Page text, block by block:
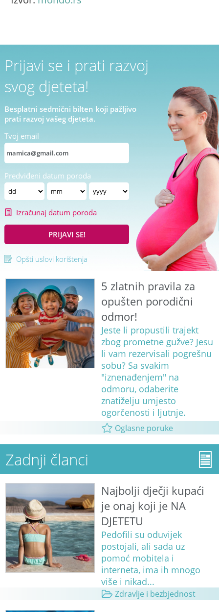
Prijavi se i prati razvoj
svog djeteta!
Besplatni sedmični bilten koji pažljivo
prati razvoj vašeg djeteta.
Tvoj email
Predviđeni datum poroda
Izračunaj datum poroda
PRIJAVI SE!
Opšti uslovi korištenja
5 zlatnih pravila za
opušten porodični
odmor!
Jeste li propustili trajekt
zbog prometne gužve? Jesu
li vam rezervisali pogrešnu
sobu? Sa svakim
"iznenađenjem" na
odmoru, odaberite
znatiželju umjesto
ogorčenosti i ljutnje.
Oglasne poruke
Zadnji članci
Najbolji dječji kupaći
je onaj koji je NA
DJETETU
Pedofili su oduvijek
postojali, ali sada uz
pomoć mobitela i
interneta, ima ih mnogo
više i nikad...
Zdravlje i bezbjednost